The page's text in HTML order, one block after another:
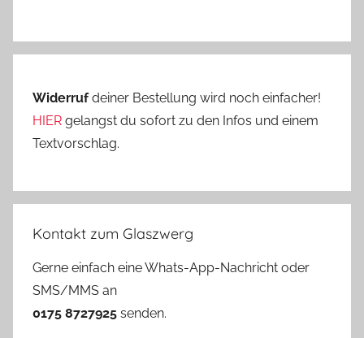
Widerrufdeiner Bestellung wird noch einfacher!
HIER gelangst du sofort zu den Infos und einem
Textvorschlag.
Kontakt zum Glaszwerg
Gerne einfach eine Whats-App-Nachricht oder
SMS/MMS an
0175 8727925 senden.